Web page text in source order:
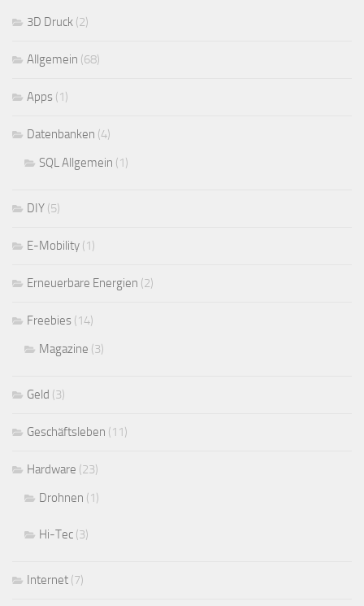
3D Druck (2)
Allgemein (68)
Apps (1)
Datenbanken (4)
SQL Allgemein (1)
DIY (5)
E-Mobility (1)
Erneuerbare Energien (2)
Freebies (14)
Magazine (3)
Geld (3)
Geschäftsleben (11)
Hardware (23)
Drohnen (1)
Hi-Tec (3)
Internet (7)